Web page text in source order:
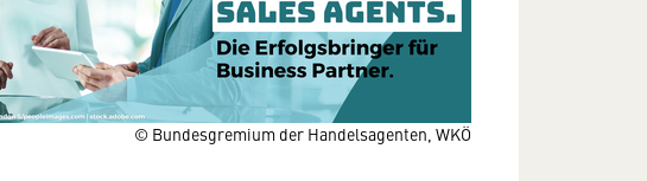
© Bundesgremium der Handelsagenten, WKÖ